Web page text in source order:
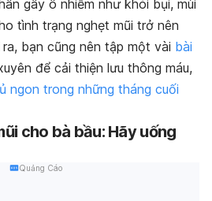
gây ô nhiễm như khói bụi, mùi
tình trạng nghẹt mũi trở nên
bạn cũng nên tập một vài bài
để cải thiện lưu thông máu,
ngon trong những tháng cuối
cho bà bầu: Hãy uống
Quảng Cáo